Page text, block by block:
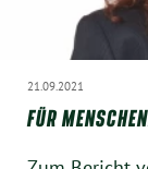
21.09.2021
FÜR